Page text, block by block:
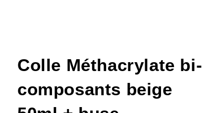
Colle Méthacrylate bi-
composants beige